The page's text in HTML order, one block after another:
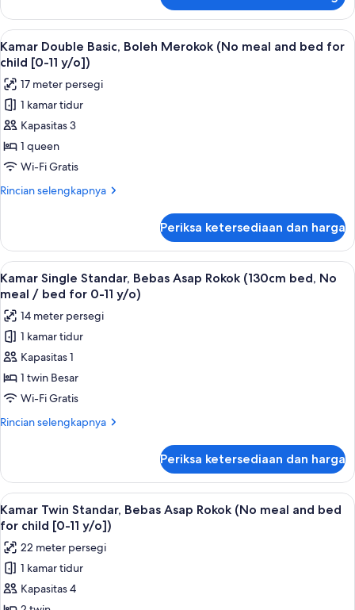
[0-
y/o])
meal
and
bed
for
child
[0-
11
y/o])
Kamar
Double
Ekonomi,
Bebas
Rokok
(No
meal
and
bed
child
[0-
Lihat
semua
foto
untuk
Kamar
Double
Basic,
Boleh
Merokok
and
bed
for
child
[0-
11
y/o])
Meja kerja, ruang kerja ramah
16
Kamar Double Basic, Boleh Merokok (No meal and bed for
child [0-11 y/o])
17 meter persegi
1 kamar tidur
Kapasitas 3
1 queen
Wi-Fi Gratis
Rincian selengkapnya
Rincian
Kamar
Double
Basic,
Boleh
Merokok
(No
meal
and
bed
for
[0-
11
Periksa ketersediaan dan harga
Lihat
semua
foto
untuk
Kamar
Single
Standar,
Bebas
Asap
bed,
No
meal
/
bed
for
0-
11
Meja kerja, ruang kerja ramah
15
Kamar Single Standar, Bebas Asap Rokok (130cm bed, No
meal / bed for 0-11 y/o)
14 meter persegi
1 kamar tidur
Kapasitas 1
1 twin Besar
Wi-Fi Gratis
Rincian selengkapnya
Rincian
Kamar
Single
Standar,
Bebas
Rokok
(130cm
bed,
No
meal
Periksa ketersediaan dan harga
Lihat
semua
foto
untuk
Kamar
Twin
Meja kerja, ruang kerja ramah
15
Kamar Twin Standar, Bebas Asap Rokok (No meal and bed
for child [0-11 y/o])
22 meter persegi
1 kamar tidur
Kapasitas 4